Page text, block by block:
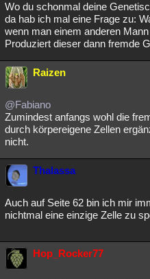
Wo du schonmal deine
da hab ich mal eine Frage zu:
wenn man einem anderen
Produziert dieser dann fremde
Raizen
@Fabiano
Zumindest anfangs wohl die
durch körpereigene Zellen
nicht.
Thalassa
Auch auf Seite 62 bin ich mir
nichtmal eine einzige Zelle zu
Hop_Rocker77